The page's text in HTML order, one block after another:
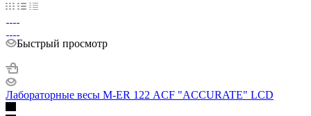
Быстрый просмотр
Лабораторные весы M-ER 122 АCF "ACCURATE" LCD